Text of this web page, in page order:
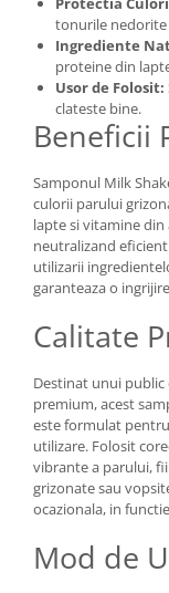
tonurile nedorite
Ingrediente
proteine din
Usor de Folosit:
clateste bine.
Beneficii
Samponul Milk
culorii parului
lapte si vitamine
neutralizand
utilizarii
garanteaza o
Calitate
Destinat unui public
premium, acest
este formulat
utilizare. Folosit
vibrante a parului,
grizonate sau
ocazionala, in
Mod de